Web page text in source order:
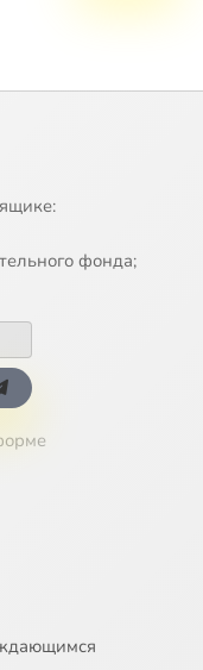
фонда;